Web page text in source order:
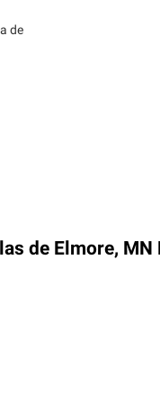
de
de Elmore, MN